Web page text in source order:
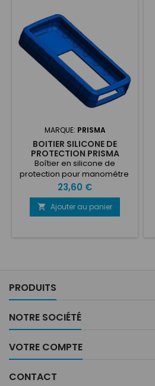
MARQUE: PRISMA
BOITIER SILICONE DE
PROTECTION PRISMA
Boîtier en silicone de
protection pour manométre
Video de présentation
Prix
23,60 €
 Ajouter au panier
PRODUITS
NOTRE SOCIÉTÉ
VOTRE COMPTE
CONTACT